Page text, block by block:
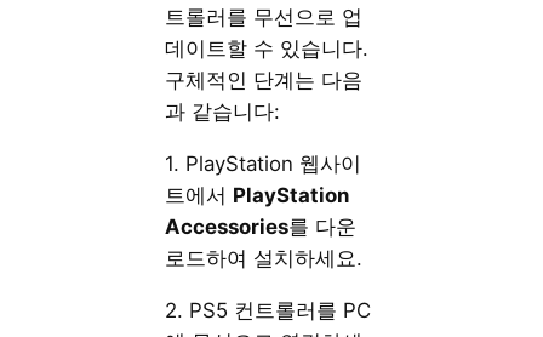
트롤러를 무선으로 업
데이트할 수 있습니다.
구체적인 단계는 다음
과 같습니다:
1. PlayStation 웹사이
트에서 PlayStation
Accessories를 다운
로드하여 설치하세요.
2. PS5 컨트롤러를 PC